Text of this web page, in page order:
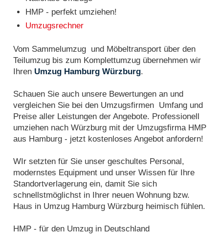
HMP - perfekt umziehen!
Umzugsrechner
Vom Sammelumzug und Möbeltransport über den
Teilumzug bis zum Komplettumzug übernehmen wir
Ihren Umzug Hamburg Würzburg.
Schauen Sie auch unsere Bewertungen an und
vergleichen Sie bei den Umzugsfirmen Umfang und
Preise aller Leistungen der Angebote. Professionell
umziehen nach Würzburg mit der Umzugsfirma HMP
aus Hamburg - jetzt kostenloses Angebot anfordern!
WIr setzten für Sie unser geschultes Personal,
modernstes Equipment und unser Wissen für Ihre
Standortverlagerung ein, damit Sie sich
schnellstmöglichst in Ihrer neuen Wohnung bzw.
Haus in Umzug Hamburg Würzburg heimisch fühlen.
HMP - für den Umzug in Deutschland